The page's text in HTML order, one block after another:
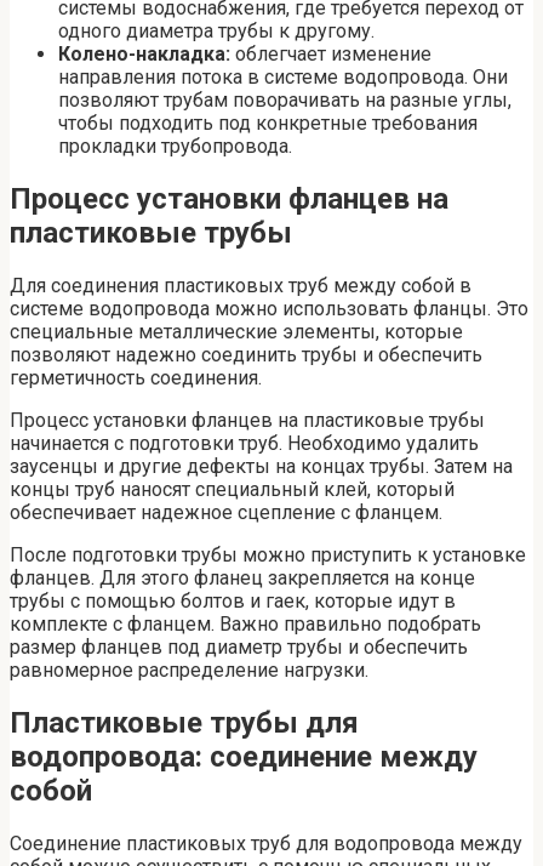
системы водоснабжения, где требуется переход от
одного диаметра трубы к другому.
Колено-накладка: облегчает изменение
направления потока в системе водопровода. Они
позволяют трубам поворачивать на разные углы,
чтобы подходить под конкретные требования
прокладки трубопровода.
Процесс установки фланцев на
пластиковые трубы
Для соединения пластиковых труб между собой в
системе водопровода можно использовать фланцы. Это
специальные металлические элементы, которые
позволяют надежно соединить трубы и обеспечить
герметичность соединения.
Процесс установки фланцев на пластиковые трубы
начинается с подготовки труб. Необходимо удалить
заусенцы и другие дефекты на концах трубы. Затем на
концы труб наносят специальный клей, который
обеспечивает надежное сцепление с фланцем.
После подготовки трубы можно приступить к установке
фланцев. Для этого фланец закрепляется на конце
трубы с помощью болтов и гаек, которые идут в
комплекте с фланцем. Важно правильно подобрать
размер фланцев под диаметр трубы и обеспечить
равномерное распределение нагрузки.
Пластиковые трубы для
водопровода: соединение между
собой
Соединение пластиковых труб для водопровода между